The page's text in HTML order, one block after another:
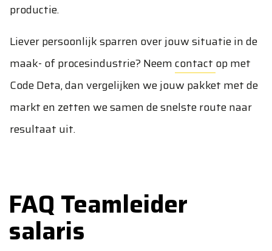
productie.
Liever persoonlijk sparren over jouw situatie in de
maak- of procesindustrie? Neemcontact op met
Code Deta, dan vergelijken we jouw pakket met de
markt en zetten we samen de snelste route naar
resultaat uit.
FAQ Teamleider
salaris